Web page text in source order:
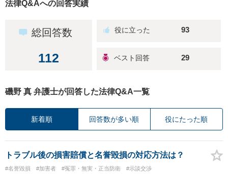
法律Q&Aへの回答実績
総回答数
112
93
29
磯野 真 弁護士が回答した法律Q&A一覧
新着順 回答数が多い順 役にたった順
トラブル後の損害賠償と名誉毀損の対応方法は？
#名誉毀損 #加害者 #冤罪・無実・正当防衛 #示談交渉